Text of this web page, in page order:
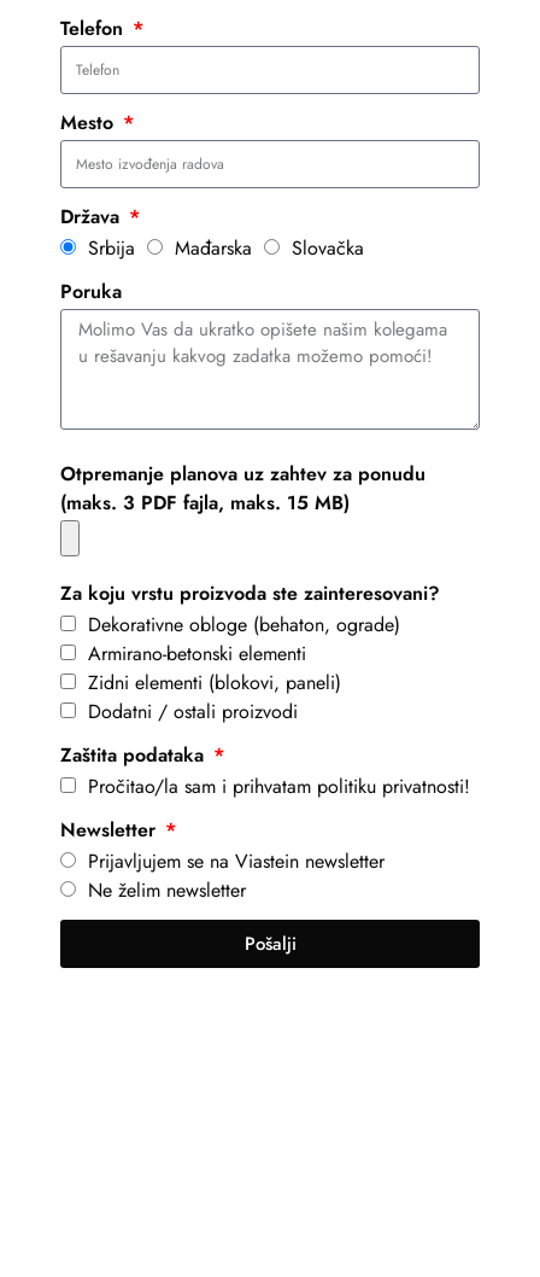
Telefon
Mesto
Država
Srbija
Mađarska
Slovačka
Poruka
Otpremanje planova uz zahtev za ponudu
(maks. 3 PDF fajla, maks. 15 MB)
Za koju vrstu proizvoda ste zainteresovani?
Dekorativne obloge (behaton, ograde)
Armirano-betonski elementi
Zidni elementi (blokovi, paneli)
Dodatni / ostali proizvodi
Zaštita podataka
Pročitao/la sam i prihvatam politiku privatnosti!
Newsletter
Prijavljujem se na Viastein newsletter
Ne želim newsletter
Pošalji